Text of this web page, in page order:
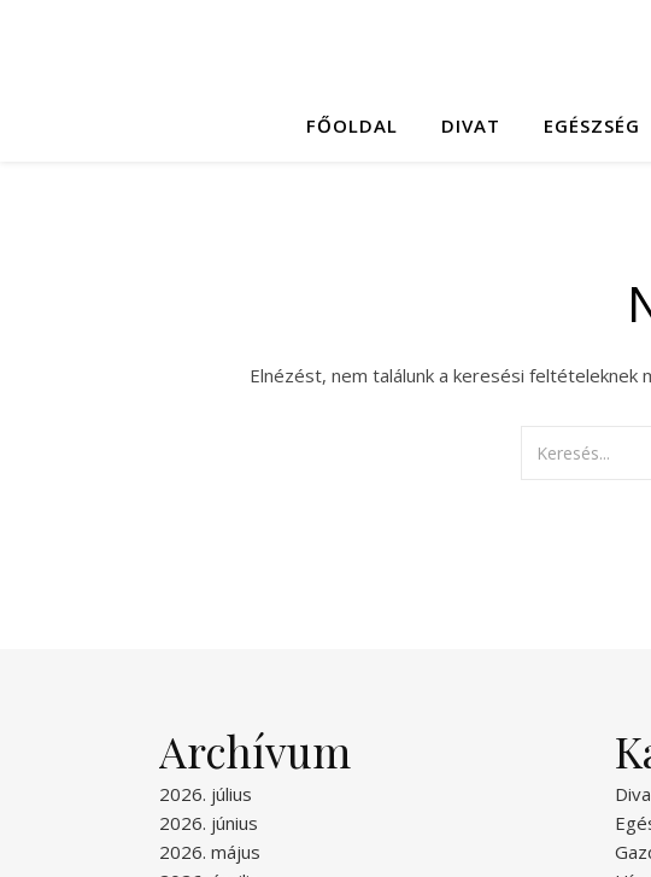
FŐOLDAL DIVAT EGÉSZSÉG
Elnézést, nem találunk a keresési
Archívum
2026. július
2026. június
2026. május